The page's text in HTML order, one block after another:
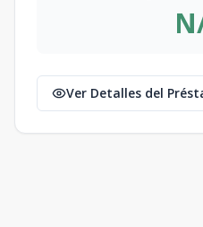
Ver Detalles del